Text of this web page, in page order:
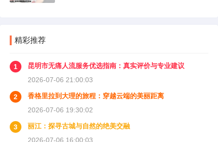
精彩推荐
1
昆明市无痛人流服务优选指南：真实评价与专业建议
2026-07-06 21:00:03
2
香格里拉到大理的旅程：穿越云端的美丽距离
2026-07-06 19:30:02
3
丽江：探寻古城与自然的绝美交融
2026-07-06 16:00:03